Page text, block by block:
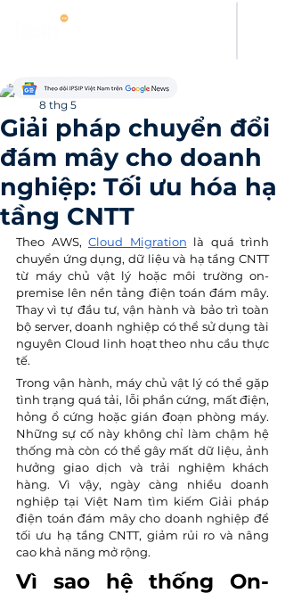
Giải pháp chuyển đổi
đám mây cho doanh
nghiệp: Tối ưu hóa hạ
tầng CNTT
Thanh Hoang
8 thg 5
Theo AWS, Cloud Migration là quá trình
chuyển ứng dụng, dữ liệu và hạ tầng CNTT
từ máy chủ vật lý hoặc môi trường on-
premise lên nền tảng điện toán đám mây.
Thay vì tự đầu tư, vận hành và bảo trì toàn
bộ server, doanh nghiệp có thể sử dụng tài
nguyên Cloud linh hoạt theo nhu cầu thực
tế.
Trong vận hành, máy chủ vật lý có thể gặp
tình trạng quá tải, lỗi phần cứng, mất điện,
hỏng ổ cứng hoặc gián đoạn phòng máy.
Những sự cố này không chỉ làm chậm hệ
thống mà còn có thể gây mất dữ liệu, ảnh
hưởng giao dịch và trải nghiệm khách
hàng. Vì vậy, ngày càng nhiều doanh
nghiệp tại Việt Nam tìm kiếm Giải pháp
điện toán đám mây cho doanh nghiệp để
tối ưu hạ tầng CNTT, giảm rủi ro và nâng
cao khả năng mở rộng.
Vì sao hệ thống On-